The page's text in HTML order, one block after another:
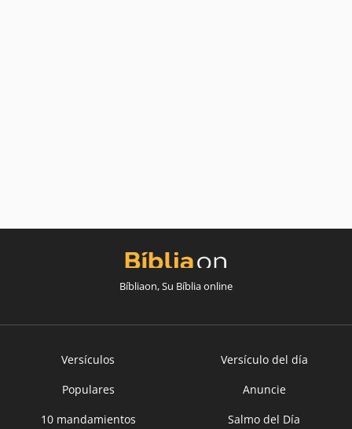
Bíbliaon, Su Bíblia online
Versículos
Versículo del día
Populares
Anuncie
10 mandamientos
Salmo del Día